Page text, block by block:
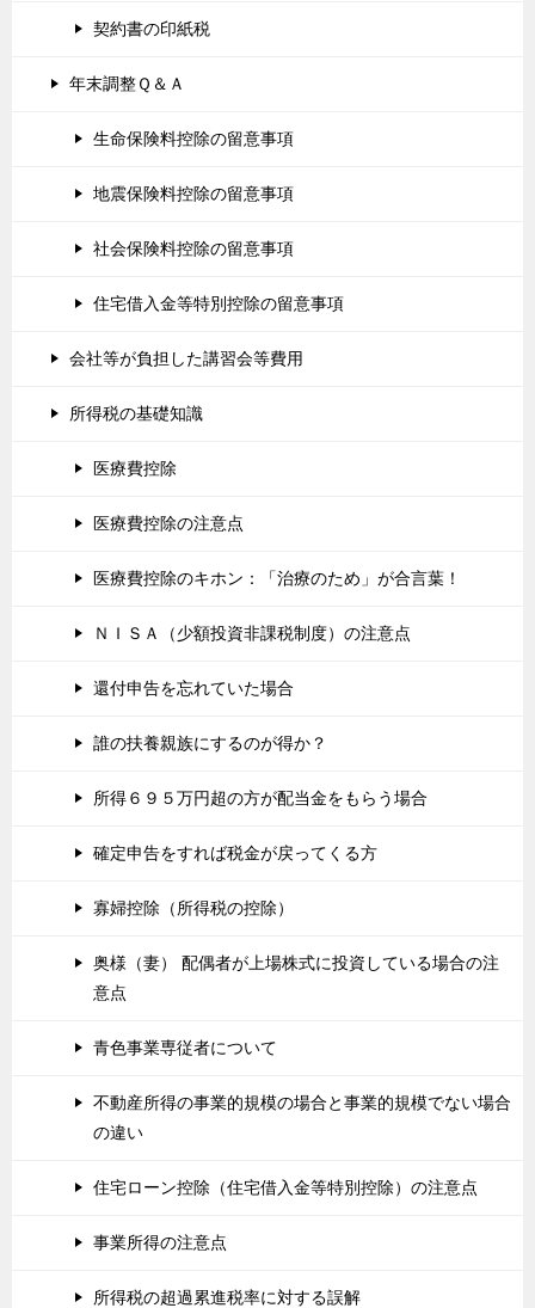
契約書の印紙税
年末調整Ｑ＆Ａ
生命保険料控除の留意事項
地震保険料控除の留意事項
社会保険料控除の留意事項
住宅借入金等特別控除の留意事項
会社等が負担した講習会等費用
所得税の基礎知識
医療費控除
医療費控除の注意点
医療費控除のキホン：「治療のため」が合言葉！
ＮＩＳＡ（少額投資非課税制度）の注意点
還付申告を忘れていた場合
誰の扶養親族にするのが得か？
所得６９５万円超の方が配当金をもらう場合
確定申告をすれば税金が戻ってくる方
寡婦控除（所得税の控除）
奥様（妻） 配偶者が上場株式に投資している場合の注
意点
青色事業専従者について
不動産所得の事業的規模の場合と事業的規模でない場合
の違い
住宅ローン控除（住宅借入金等特別控除）の注意点
事業所得の注意点
所得税の超過累進税率に対する誤解